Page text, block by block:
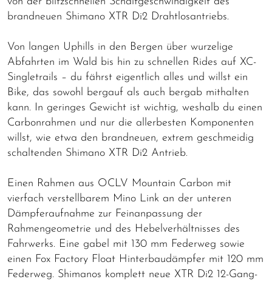
brandneuen Shimano XTR Di2 Drahtlosantriebs.
Von langen Uphills in den Bergen über wurzelige
Abfahrten im Wald bis hin zu schnellen Rides auf XC-
Singletrails – du fährst eigentlich alles und willst ein
Bike, das sowohl bergauf als auch bergab mithalten
kann. In geringes Gewicht ist wichtig, weshalb du einen
Carbonrahmen und nur die allerbesten Komponenten
willst, wie etwa den brandneuen, extrem geschmeidig
schaltenden Shimano XTR Di2 Antrieb.
Einen Rahmen aus OCLV Mountain Carbon mit
vierfach verstellbarem Mino Link an der unteren
Dämpferaufnahme zur Feinanpassung der
Rahmengeometrie und des Hebelverhältnisses des
Fahrwerks. Eine gabel mit 130 mm Federweg sowie
einen Fox Factory Float Hinterbaudämpfer mit 120 mm
Federweg. Shimanos komplett neue XTR Di2 12-Gang-